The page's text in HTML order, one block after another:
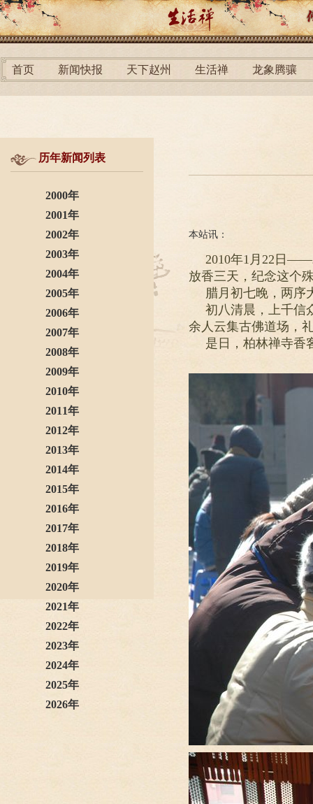
首页 新闻快报 天下赵州 生活禅 龙象腾骧
历年新闻列表
2000年
2001年
2002年
2003年
2004年
2005年
2006年
2007年
2008年
2009年
2010年
2011年
2012年
2013年
2014年
2015年
2016年
2017年
2018年
2019年
2020年
2021年
2022年
2023年
2024年
2025年
2026年
本站讯：
2010年1月22日——
放香三天，纪念这个
腊月初七晚，两序
初八清晨，上千信
余人云集古佛道场，
是日，柏林禅寺香